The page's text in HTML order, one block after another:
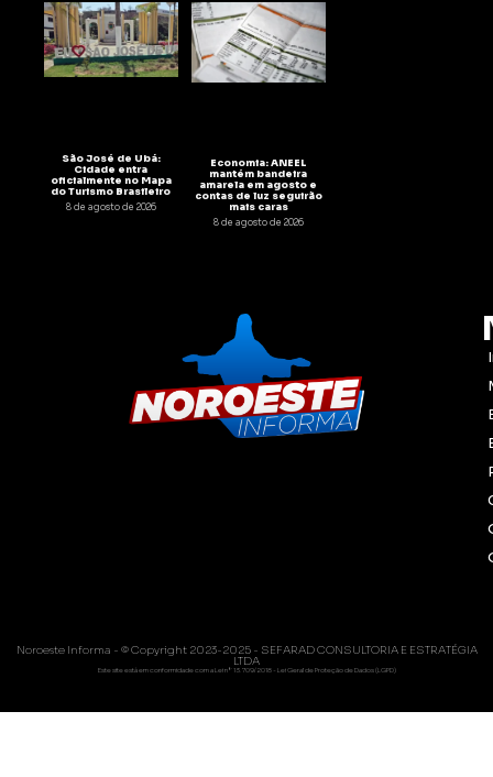
São José de Ubá:
Cidade entra
oficialmente no Mapa
do Turismo Brasileiro
8 de agosto de 2026
Economia: ANEEL
mantém bandeira
amarela em agosto e
contas de luz seguirão
mais caras
8 de agosto de 2026
Noroeste Informa - © Copyright 2023-2025 - SEFARAD CONSULTORIA E ESTRATÉGIA
LTDA
Este site está em conformidade com a Lei nº 13.709/2018 - Lei Geral de Proteção de Dados (LGPD)